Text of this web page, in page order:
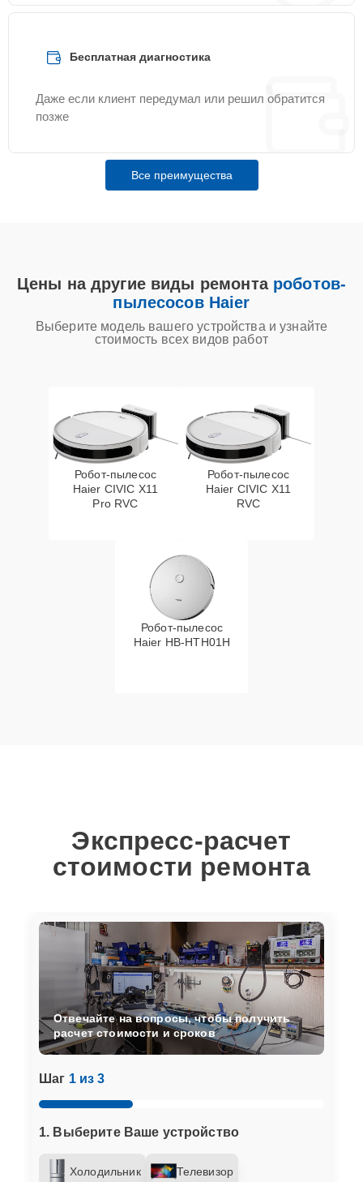
Бесплатная диагностика
Даже если клиент передумал или решил обратится
позже
Все преимущества
Цены на другие виды ремонта роботов-
пылесосов Haier
Выберите модель вашего устройства и узнайте
стоимость всех видов работ
Робот-пылесос
Haier CIVIC X11
Pro RVC
Робот-пылесос
Haier CIVIC X11
RVC
Робот-пылесос
Haier HB-HTH01H
Экспресс-расчет
стоимости ремонта
Шаг 1 из 3
1. Выберите Ваше устройство
Холодильник Телевизор
Отвечайте на вопросы, чтобы получить
расчет стоимости и сроков